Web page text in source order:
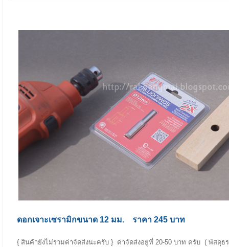
ดอกเจาะเซรามิกขนาด 12 มม. ราคา 245 บาท
{ สินค้ายังไม่รวมค่าจัดส่งนะครับ } ค่าจัดส่งอยู่ที่ 20-50 บาท ครับ ( พัสดุธ